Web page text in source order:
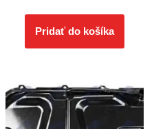
Pridať do košíka